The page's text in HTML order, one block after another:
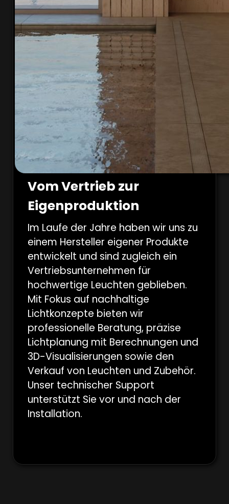
Vom Vertrieb zur
Eigenproduktion
Im Laufe der Jahre haben wir uns zu
einem Hersteller eigener Produkte
entwickelt und sind zugleich ein
Vertriebsunternehmen für
hochwertige Leuchten geblieben.
Mit Fokus auf nachhaltige
Lichtkonzepte bieten wir
professionelle Beratung, präzise
Lichtplanung mit Berechnungen und
3D-Visualisierungen sowie den
Verkauf von Leuchten und Zubehör.
Unser technischer Support
unterstützt Sie vor und nach der
Installation.